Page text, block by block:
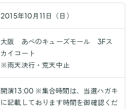
2015年10月11日（日）
大阪 あべのキューズモール 3Fス
カイコート
※雨天決行・荒天中止
開演13:00 ※集合時間は、当選ハガキ
に記載しております時間を御確認くだ